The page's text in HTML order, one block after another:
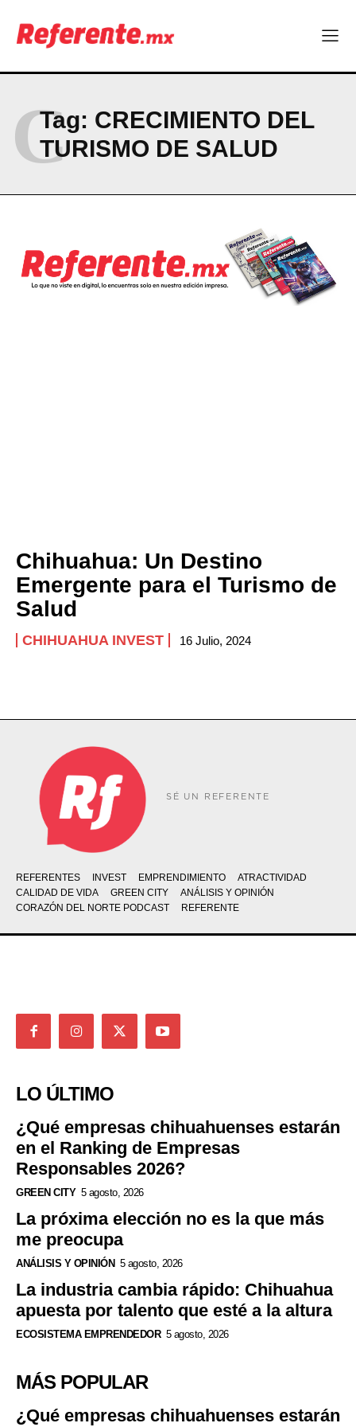
ABOUT
NEWSLETTER
Tag: CRECIMIENTO DEL
TURISMO DE SALUD
C
Chihuahua: Un Destino
Emergente para el Turismo de
Salud
CHIHUAHUA INVEST 16 Julio, 2024
SÉ UN REFERENTE
REFERENTES INVEST EMPRENDIMIENTO
ATRACTIVIDAD
CALIDAD DE VIDA
GREEN CITY
ANÁLISIS Y OPINIÓN
CORAZÓN DEL NORTE PODCAST
REFERENTE
LO ÚLTIMO
¿Qué empresas chihuahuenses estarán
en el Ranking de Empresas
Responsables 2026?
GREEN CITY 5 agosto, 2026
La próxima elección no es la que más
me preocupa
ANÁLISIS Y OPINIÓN 5 agosto, 2026
La industria cambia rápido: Chihuahua
apuesta por talento que esté a la altura
ECOSISTEMA EMPRENDEDOR 5 agosto, 2026
MÁS POPULAR
¿Qué empresas chihuahuenses estarán